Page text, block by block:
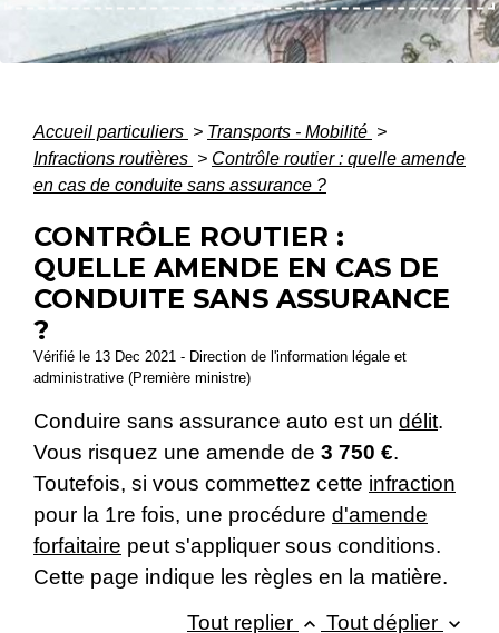
Accueil particuliers > Transports - Mobilité >
Infractions routières > Contrôle routier : quelle amende
en cas de conduite sans assurance ?
CONTRÔLE ROUTIER :
QUELLE AMENDE EN CAS DE
CONDUITE SANS ASSURANCE
?
Vérifié le 13 Dec 2021 - Direction de l'information légale et
administrative (Première ministre)
Conduire sans assurance auto est un délit.
Vous risquez une amende de 3 750 €.
Toutefois, si vous commettez cette infraction
pour la 1re fois, une procédure d'amende
forfaitaire peut s'appliquer sous conditions.
Cette page indique les règles en la matière.
Tout replier keyboard_arrow_up Tout déplier keyboard_arrow_down